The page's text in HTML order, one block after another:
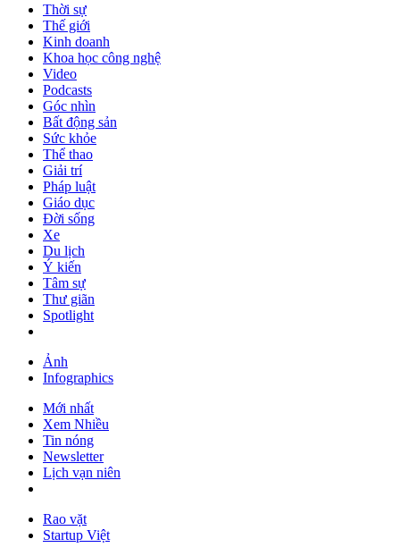
Thời sự
Thế giới
Kinh doanh
Khoa học công nghệ
Video
Podcasts
Góc nhìn
Bất động sản
Sức khỏe
Thể thao
Giải trí
Pháp luật
Giáo dục
Đời sống
Xe
Du lịch
Ý kiến
Tâm sự
Thư giãn
Spotlight
Ảnh
Infographics
Mới nhất
Xem Nhiều
Tin nóng
Newsletter
Lịch vạn niên
Rao vặt
Startup Việt